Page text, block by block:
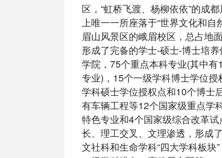
区，“虹桥飞渡、杨柳依依”的成
上唯一一所座落于“世界文化和
眉山风景区的峨眉校区，总占地
形成了完备的学士-硕士-博士培
学院，75个重点本科专业(其中
专业)，15个一级学科博士学位
学科硕士学位授权点和10个博士
有车辆工程等12个国家级重点学
特色专业和4个国家级综合改革
长、理工交叉、文理渗透，形成
文社科和生命学科“四大学科板块